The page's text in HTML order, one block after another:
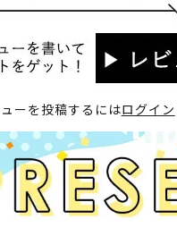
ーを投稿するにはログイン